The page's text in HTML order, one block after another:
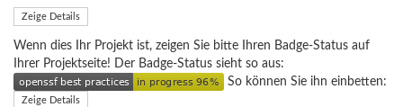
Zeige Details
Wenn dies Ihr Projekt ist, zeigen Sie bitte Ihren Badge-Status auf
Ihrer Projektseite! Der Badge-Status sieht so aus:
So können Sie ihn einbetten:
Zeige Details